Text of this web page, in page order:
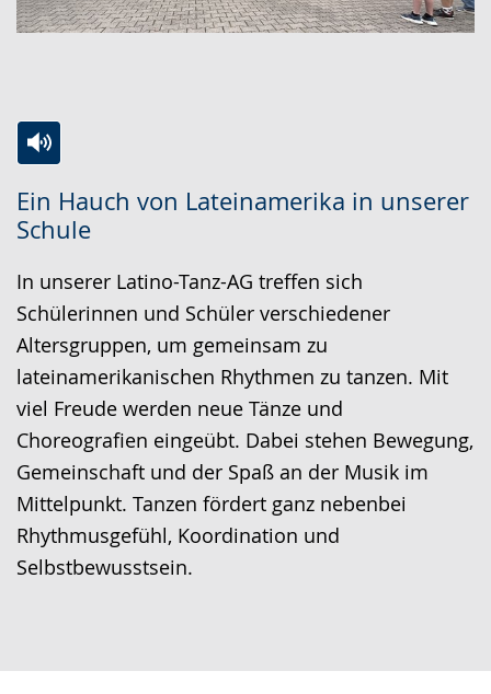
Ein Hauch von Lateinamerika in unserer
Schule
Leichten
Sprache
wechseln.
Audio-
Unterstützung.
Video
in
Deutscher
Gebärdensprache
wird
angezeigt.
In unserer Latino-Tanz-AG treffen sich
Schülerinnen und Schüler verschiedener
Altersgruppen, um gemeinsam zu
lateinamerikanischen Rhythmen zu tanzen. Mit
viel Freude werden neue Tänze und
Choreografien eingeübt. Dabei stehen Bewegung,
Gemeinschaft und der Spaß an der Musik im
Mittelpunkt. Tanzen fördert ganz nebenbei
Rhythmusgefühl, Koordination und
Selbstbewusstsein.